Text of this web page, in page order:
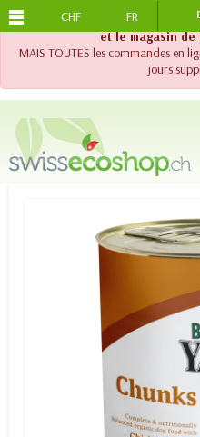
!! Important !! Jusqu'au 20
et le magasin de
MAIS TOUTES les commandes en
jours
CHF FR